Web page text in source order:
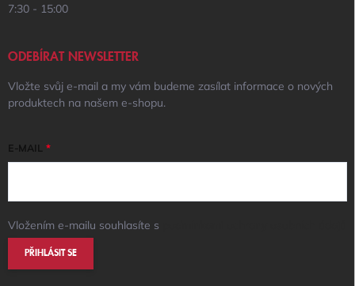
7:30 - 15:00
ODEBÍRAT NEWSLETTER
Vložte svůj e-mail a my vám budeme zasílat informace o nových
produktech na našem e-shopu.
E-MAIL
Vložením e-mailu souhlasíte s
PŘIHLÁSIT SE